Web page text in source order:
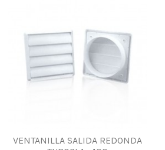
VENTANILLA SALIDA REDONDA